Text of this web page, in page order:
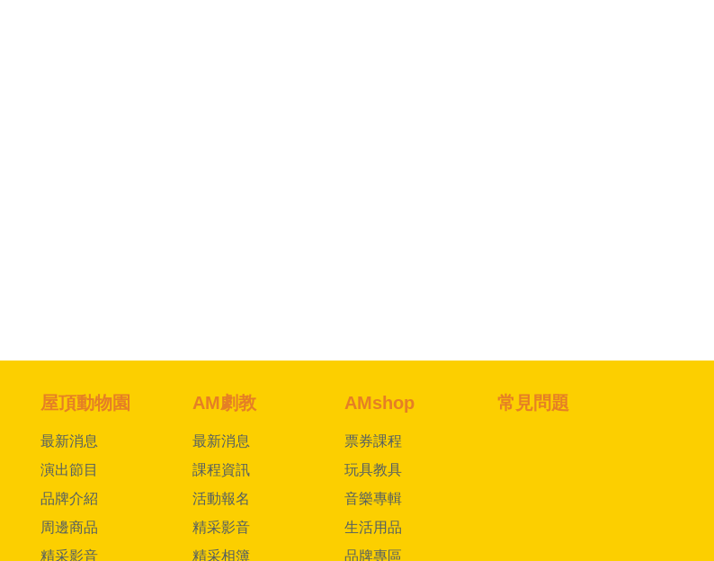
屋頂動物園
最新消息
演出節目
品牌介紹
周邊商品
精采影音
AM劇教
最新消息
課程資訊
活動報名
精采影音
精采相簿
AMshop
票券課程
玩具教具
音樂專輯
生活用品
品牌專區
常見問題